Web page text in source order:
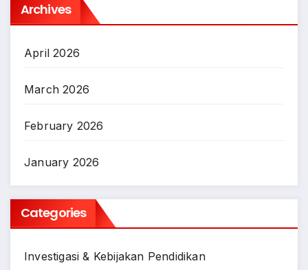
Archives
April 2026
March 2026
February 2026
January 2026
Categories
Investigasi & Kebijakan Pendidikan